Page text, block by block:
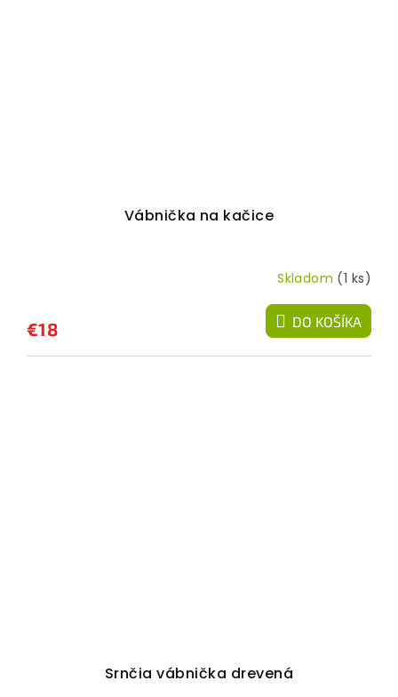
Vábnička na kačice
Skladom (1 ks)
€18 DO KOŠÍKA
Srnčia vábnička drevená